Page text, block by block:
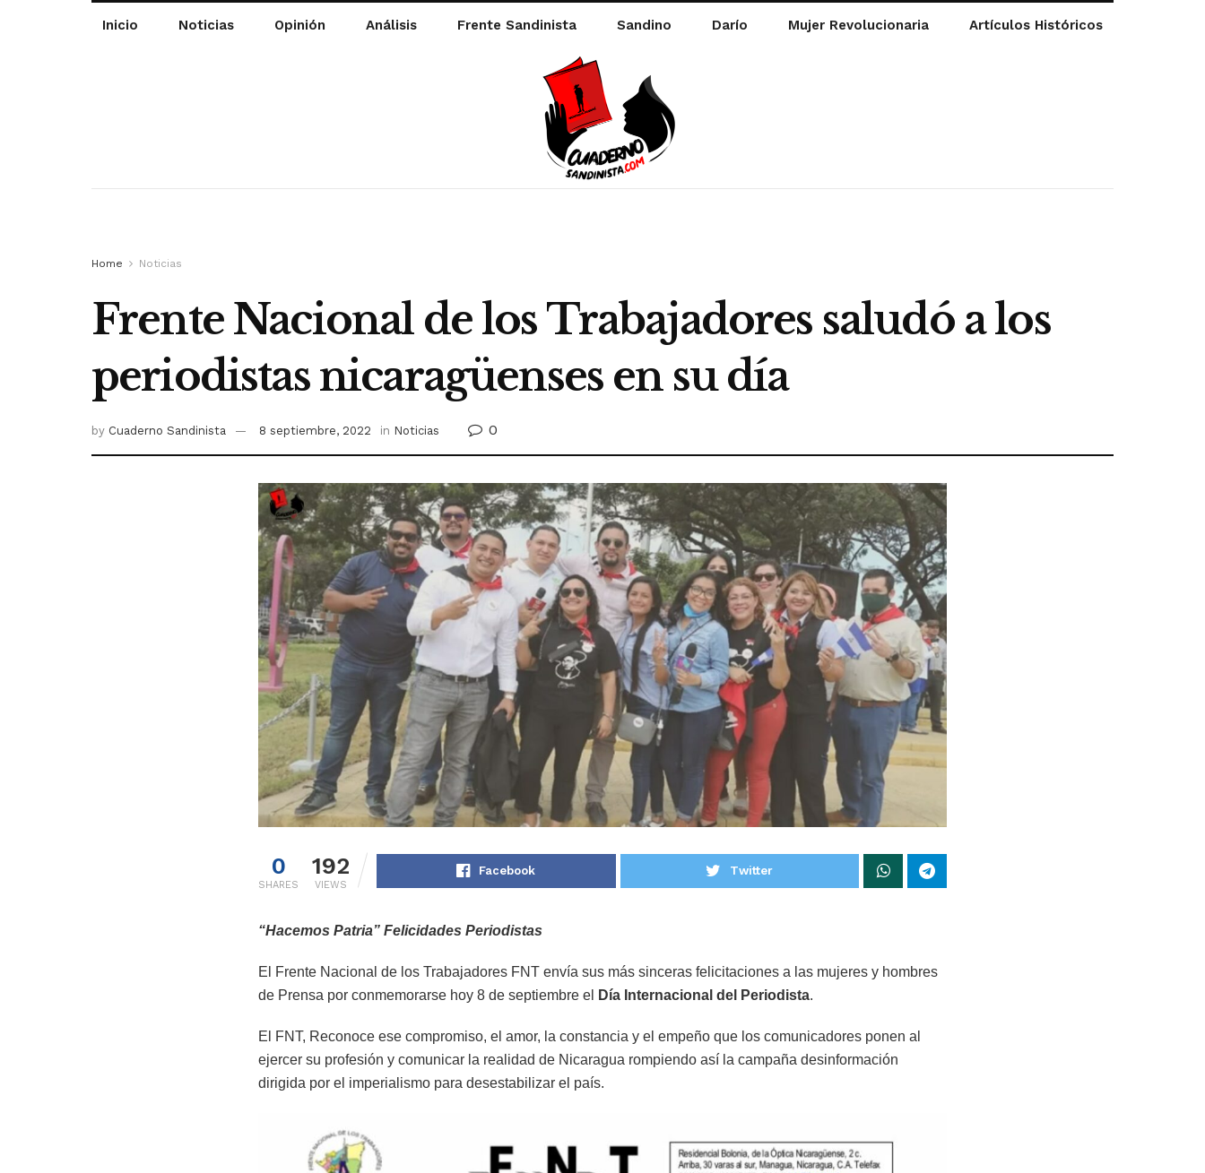
Inicio Noticias Opinión Análisis Frente Sandinista Sandino Darío Mujer Revolucionaria Artículos Históricos
Home Noticias
Frente Nacional de los Trabajadores saludó a los
periodistas nicaragüenses en su día
by Cuaderno Sandinista 8 septiembre, 2022 in Noticias 0
0
SHARES
192
VIEWS
Facebook Twitter
“Hacemos Patria” Felicidades Periodistas
El Frente Nacional de los Trabajadores FNT envía sus más sinceras felicitaciones a las mujeres y hombres
de Prensa por conmemorarse hoy 8 de septiembre el
Día Internacional del Periodista.
El FNT, Reconoce ese compromiso, el amor, la constancia y el empeño que los comunicadores ponen al
ejercer su profesión y comunicar la realidad de Nicaragua rompiendo así la campaña desinformación
dirigida por el imperialismo para desestabilizar el país.